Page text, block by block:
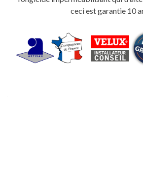
ceci est garantie 10